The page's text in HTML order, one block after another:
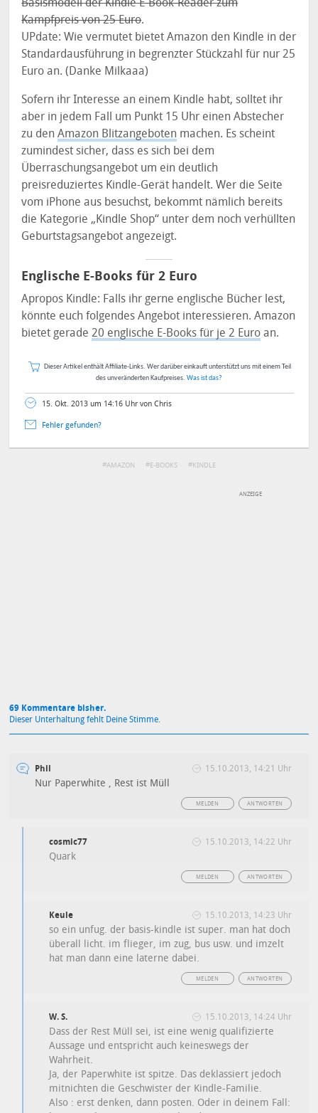
Kampfpreis von 25 Euro.
UPdate: Wie vermutet bietet Amazon den Kindle in der
Standardausführung in begrenzter Stückzahl für nur 25
Euro an. (Danke Milkaaa)
Sofern ihr Interesse an einem Kindle habt, solltet ihr
aber in jedem Fall um Punkt 15 Uhr einen Abstecher
zu denAmazon Blitzangeboten machen. Es scheint
zumindest sicher, dass es sich bei dem
Überraschungsangebot um ein deutlich
preisreduziertes Kindle-Gerät handelt. Wer die Seite
vom iPhone aus besuchst, bekommt nämlich bereits
die Kategorie „Kindle Shop“ unter dem noch verhüllten
Geburtstagsangebot angezeigt.
Englische E-Books für 2 Euro
Apropos Kindle: Falls ihr gerne englische Bücher lest,
könnte euch folgendes Angebot interessieren. Amazon
bietet gerade20 englische E-Books für je 2 Euro an.
Dieser Artikel enthält Affiliate-Links. Wer darüber einkauft unterstützt uns mit einem Teil
des unveränderten Kaufpreises. Was ist das?
15. Okt. 2013 um 14:16 Uhr von Chris
Fehler gefunden?
AMAZON E-BOOKS KINDLE
69 Kommentare bisher.
Dieser Unterhaltung fehlt Deine Stimme.
Phil 15.10.2013, 14:21 Uhr
Nur Paperwhite , Rest ist Müll
ANTWORTEN
MELDEN
cosmic77 15.10.2013, 14:22 Uhr
Quark
ANTWORTEN
MELDEN
Keule 15.10.2013, 14:23 Uhr
so ein unfug. der basis-kindle ist super. man hat doch
überall licht. im flieger, im zug, bus usw. und imzelt
hat man dann eine laterne dabei.
ANTWORTEN
MELDEN
W. S. 15.10.2013, 14:24 Uhr
Dass der Rest Müll sei, ist eine wenig qualifizierte
Aussage und entspricht auch keineswegs der
Wahrheit.
Ja, der Paperwhite ist spitze. Das deklassiert jedoch
mitnichten die Geschwister der Kindle-Familie.
Also : erst denken, dann posten. Oder in deinem Fall: